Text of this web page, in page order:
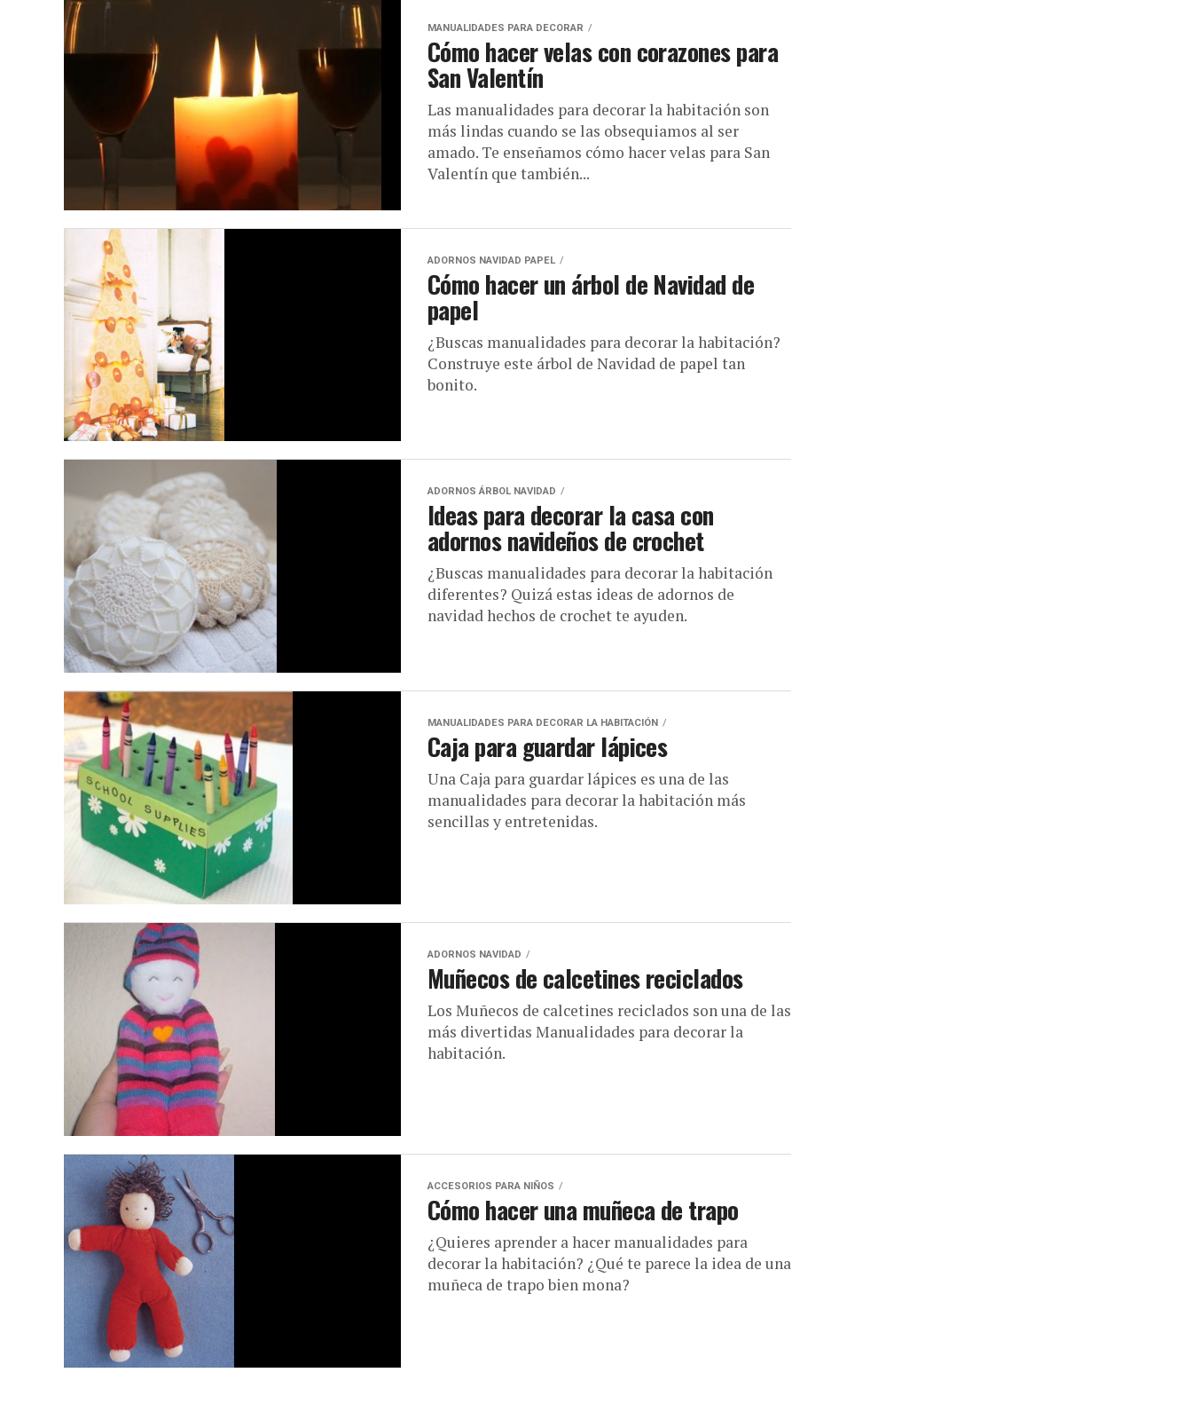
MANUALIDADES PARA DECORAR
Cómo hacer velas con corazones para
San Valentín
Las manualidades para decorar la habitación son
más lindas cuando se las obsequiamos al ser
amado. Te enseñamos cómo hacer velas para San
Valentín que también...
ADORNOS NAVIDAD PAPEL
Cómo hacer un árbol de Navidad de
papel
¿Buscas manualidades para decorar la habitación?
Construye este árbol de Navidad de papel tan
bonito.
ADORNOS ÁRBOL NAVIDAD
Ideas para decorar la casa con
adornos navideños de crochet
¿Buscas manualidades para decorar la habitación
diferentes? Quizá estas ideas de adornos de
navidad hechos de crochet te ayuden.
MANUALIDADES PARA DECORAR LA HABITACIÓN
Caja para guardar lápices
Una Caja para guardar lápices es una de las
manualidades para decorar la habitación más
sencillas y entretenidas.
ADORNOS NAVIDAD
Muñecos de calcetines reciclados
Los Muñecos de calcetines reciclados son una de las
más divertidas Manualidades para decorar la
habitación.
ACCESORIOS PARA NIÑOS
Cómo hacer una muñeca de trapo
¿Quieres aprender a hacer manualidades para
decorar la habitación? ¿Qué te parece la idea de una
muñeca de trapo bien mona?